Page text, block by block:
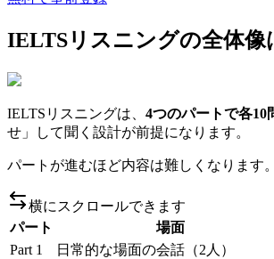
IELTSリスニングの全体像
IELTSリスニングは、 4つのパートで各10
せ」して聞く設計が前提になります。
パートが進むほど内容は難しくなります
横にスクロールできます
パート
場面
Part 1
日常的な場面の会話（2人）